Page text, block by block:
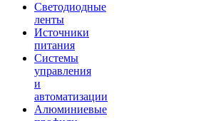
Светодиодные
ленты
Источники
питания
Системы
управления
и
автоматизации
Алюминиевые